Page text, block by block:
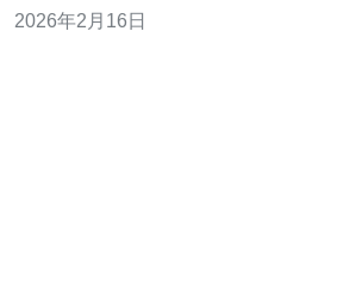
机房在大学附近或商业中心的分布尤为
2026年2月16日